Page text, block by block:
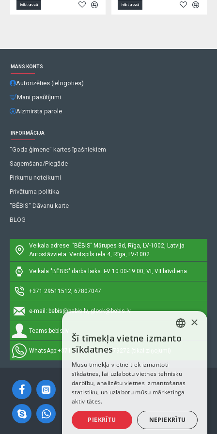
Ielikt grozā Ielikt grozā
MANS KONTS
Autorizēties (ielogoties)
Mani pasūtījumi
Aizmirsta parole
INFORMĀCIJA
"Goda ģimene" kartes īpašniekiem
Saņemšana/Piegāde
Pirkumu noteikumi
Privātuma politika
"BĒBIS" Dāvanu karte
BLOG
Veikala adrese: "BĒBIS" Mārupes 8d, Rīga, LV-1002, Latvija
Autostāvvieta: Ventspils iela 4, Rīga, LV-1002
Veikala "BĒBIS" darba laiks: I-V 10:00-19:00, VI, VII brīvdiena
+371 29511512, 67807047
e-mail: bebis@bebis.lv, glosk@bebis.lv
Teams: bebis.lv
WhatsApp:+371 29511512, 20579272 (tikai ziņojumi)
LATVIAN
ENGLISH
×
Šī tīmekļa vietne izmanto
sīkdatnes
Mūsu tīmekļa vietnē tiek izmantoti
sīkdatnes, lai uzlabotu vietnes tehnisku
darbību, analizētu vietnes izmantošanas
statistiku, un uzlabotu mūsu mārketinga
aktivitātes.
PIEKRĪTU NEPIEKRĪTU